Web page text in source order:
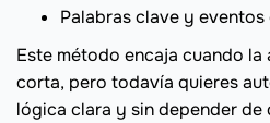
Palabras clave y
Este método encaja cuando
corta, pero todavía quieres
lógica clara y sin depender de